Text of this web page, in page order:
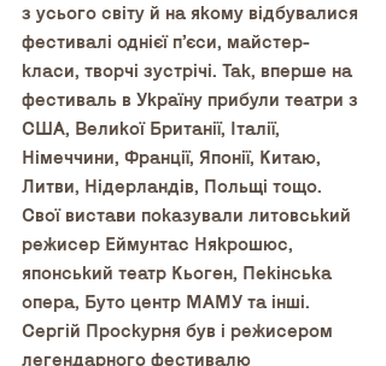
з усього світу й на якому відбувалися
фестивалі однієї п’єси, майстер-
класи, творчі зустрічі. Так, вперше на
фестиваль в Україну прибули театри з
США, Великої Британії, Італії,
Німеччини, Франції, Японії, Китаю,
Литви, Нідерландів, Польщі тощо.
Свої вистави показували литовський
режисер Еймунтас Някрошюс,
японський театр Кьоген, Пекінська
опера, Буто центр МАМУ та інші.
Сергій Проскурня був і режисером
легендарного фестивалю